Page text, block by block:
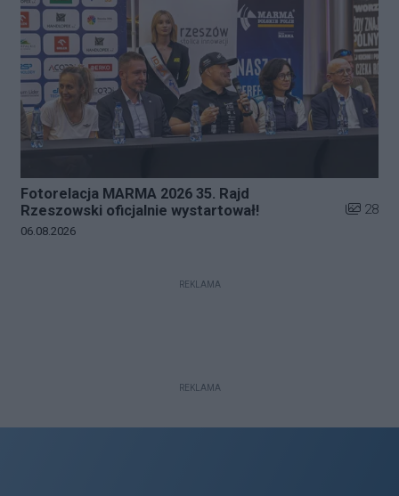
Fotorelacja MARMA 2026 35. Rajd
Rzeszowski oficjalnie wystartował!
Liczba
28
Data dodania galerii:
06.08.2026
REKLAMA
REKLAMA